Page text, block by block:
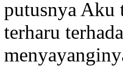
putusnya Aku
terharu